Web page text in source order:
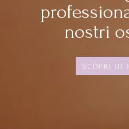
per i
ospiti